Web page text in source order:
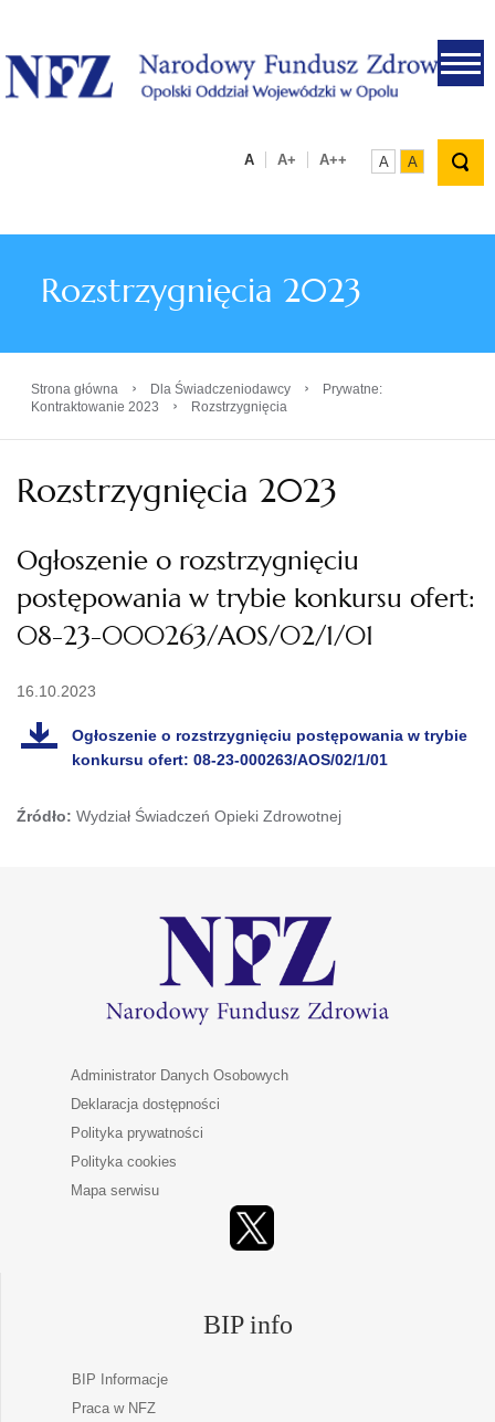
.
A A+ A++ A A
Rozstrzygnięcia 2023
Strona główna › Dla Świadczeniodawcy ›
Prywatne:
Kontraktowanie 2023
› Rozstrzygnięcia
Rozstrzygnięcia 2023
Ogłoszenie o rozstrzygnięciu
postępowania w trybie konkursu ofert:
08-23-000263/AOS/02/1/01
16.10.2023
Ogłoszenie o rozstrzygnięciu postępowania w trybie
konkursu ofert: 08-23-000263/AOS/02/1/01
Źródło: Wydział Świadczeń Opieki Zdrowotnej
Administrator Danych Osobowych
Deklaracja dostępności
Polityka prywatności
Polityka cookies
Mapa serwisu
BIP info
BIP Informacje
Praca w NFZ